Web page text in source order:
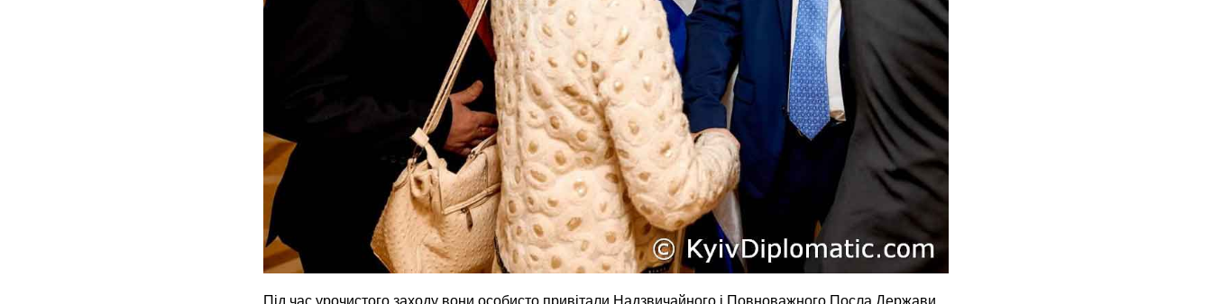
Під час урочистого заходу вони особисто привітали Надзвичайного і Повноважного Посла Держави